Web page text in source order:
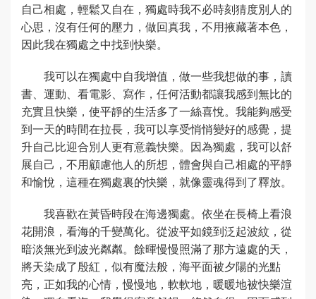
自己相處，輕鬆又自在，獨處時我不必時刻猜度別人的
心思，沒有任何的壓力，做回真我，不用掖藏著本色，
因此我在獨處之中找到快樂。
我可以在獨處中自我增值，做一些我想做的事，讀
書、運動、看電影、寫作，任何活動都讓我感到無比的
充實且快樂，使平靜的生活多了一絲喜悅。我能夠感受
到一天的時間在拉長，我可以享受悄悄變好的感覺，提
升自己比迎合別人更有意義快樂。因為獨處，我可以舒
展自己，不用顧慮他人的所想，體會與自己相處的平靜
和愉悅，這種在獨處裏的快樂，就像靈魂得到了釋放。
我喜歡在黃昏時段在海邊獨處。依坐在長椅上看浪
花開浪，看海的千變萬化。從波平如鏡到泛起波紋，從
暗淡無光到波光粼粼。餘暉慢慢照滿了那方遠處的天，
將天染成了殷紅，似有魔法般，海平面被夕陽的光點
亮，正如我的心情，慢慢地，軟軟地，暖暖地被快樂渲